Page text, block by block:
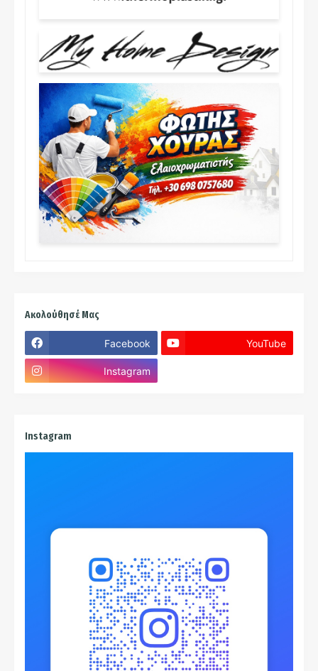
Ακολούθησέ Μας
Facebook YouTube
Instagram
Instagram